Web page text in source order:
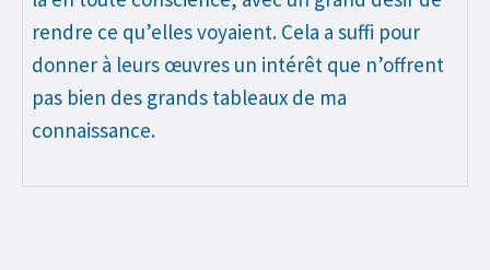
rendre ce qu’elles voyaient. Cela a suffi pour
donner à leurs œuvres un intérêt que n’offrent
pas bien des grands tableaux de ma
connaissance.